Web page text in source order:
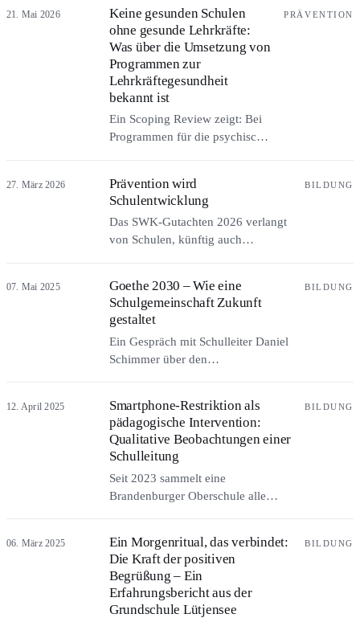
21. Mai 2026
Keine gesunden Schulen
ohne gesunde Lehrkräfte:
Was über die Umsetzung von
Programmen zur
Lehrkräftegesundheit
bekannt ist
Ein Scoping Review zeigt: Bei
Programmen für die psychische
im Schulalltag ankommen,
bleibt unterbelichtet. Eine
Einordnung für die
Präventionspraxis.
PRÄVENTION
27. März 2026
Prävention wird
Schulentwicklung
Das SWK-Gutachten 2026 verlangt
von Schulen, künftig auch
systematisch zu erheben –
Prävention wird damit Kernaufgabe
der Schulentwicklung. Welche
erprobten Verfahren das bereits
leisten.
BILDUNG
07. Mai 2025
Goethe 2030 – Wie eine
Schulgemeinschaft Zukunft
gestaltet
Ein Gespräch mit Schulleiter Daniel
Schimmer über den
Kiel: Schule als
Verantwortungsgemeinschaft,
Partizipation mit Struktur und
Gesundheitsförderung als fester Teil
der Schulentwicklung.
BILDUNG
12. April 2025
Smartphone-Restriktion als
pädagogische Intervention:
Qualitative Beobachtungen einer
Schulleitung
Seit 2023 sammelt eine
Brandenburger Oberschule alle
ruhigeren Pausen, weniger Mobbing
und höherer Konzentration –
Alltagsbeobachtungen, kein
Wirksamkeitsnachweis.
BILDUNG
06. März 2025
Ein Morgenritual, das verbindet:
Die Kraft der positiven
Begrüßung – Ein
Erfahrungsbericht aus der
Grundschule Lütjensee
BILDUNG